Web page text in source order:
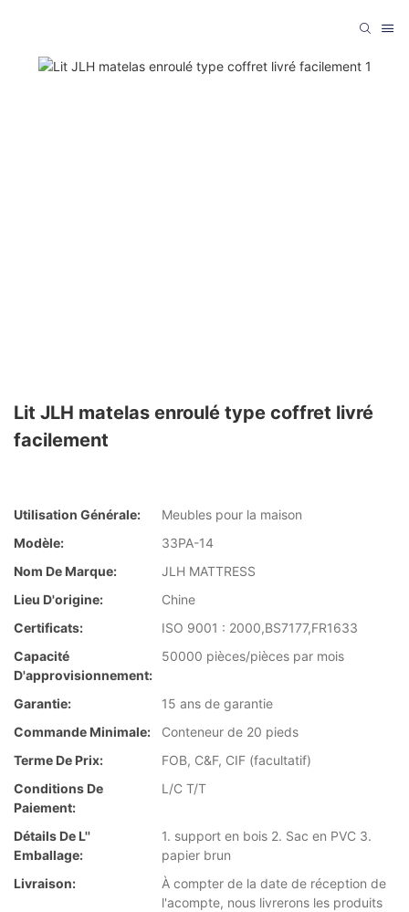
Lit JLH matelas enroulé type coffret livré
facilement
Utilisation Générale:
Meubles pour la maison
Modèle:
33PA-14
Nom De Marque:
JLH MATTRESS
Lieu D'origine:
Chine
Certificats:
ISO 9001 : 2000,BS7177,FR1633
Capacité
D'approvisionnement:
50000 pièces/pièces par mois
Garantie:
15 ans de garantie
Commande Minimale:
Conteneur de 20 pieds
Terme De Prix:
FOB, C&F, CIF (facultatif)
Conditions De
Paiement:
L/C T/T
Détails De L''
Emballage:
1. support en bois 2. Sac en PVC 3.
papier brun
Livraison:
À compter de la date de réception de
l'acompte, nous livrerons les produits